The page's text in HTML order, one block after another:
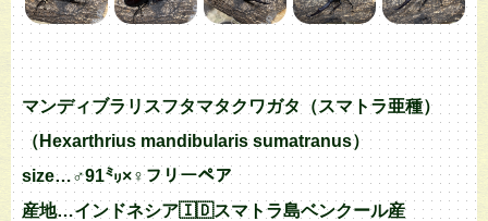
マンディブラリスフタマタクワガタ（スマトラ亜種）
（Hexarthrius mandibularis sumatranus）
size…♂91㍉×♀フリーペア
産地…インドネシア🇮🇩スマトラ島ベンクール産